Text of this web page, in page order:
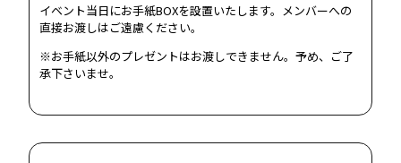
イベント当日にお手紙BOXを設置いたします。メンバーへの
直接お渡しはご遠慮ください。
※お手紙以外のプレゼントはお渡しできません。予め、ご了
承下さいませ。